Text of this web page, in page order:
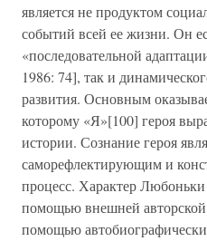
является не продуктом
событий всей ее жизни. Он
«последовательной
1986: 74], так и
развития. Основным
которому «Я»[100] героя
истории. Сознание героя
саморефлектирующим и
процесс. Характер Любоньки
помощью внешней
помощью